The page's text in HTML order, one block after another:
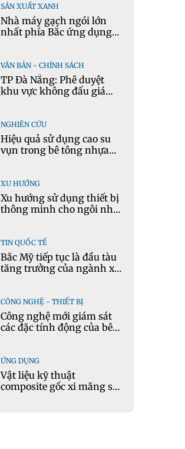
SẢN XUẤT XANH
Nhà máy gạch ngói lớn
nhất phía Bắc ứng dụng
VĂN BẢN - CHÍNH SÁCH
TP Đà Nẵng: Phê duyệt
khu vực không đấu giá
NGHIÊN CỨU
Hiệu quả sử dụng cao su
vụn trong bê tông nhựa
XU HƯỚNG
Xu hướng sử dụng thiết bị
thông minh cho ngôi nhà
TIN QUỐC TẾ
Bắc Mỹ tiếp tục là đầu tàu
tăng trưởng của ngành xi
CÔNG NGHỆ - THIẾT BỊ
Công nghệ mới giám sát
các đặc tính động của bê
ỨNG DỤNG
Vật liệu kỹ thuật
composite gốc xi măng sử